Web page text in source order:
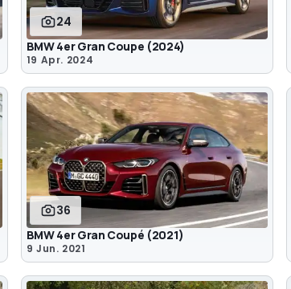
24
BMW 4er Gran Coupe (2024)
19 Apr. 2024
36
BMW 4er Gran Coupé (2021)
9 Jun. 2021